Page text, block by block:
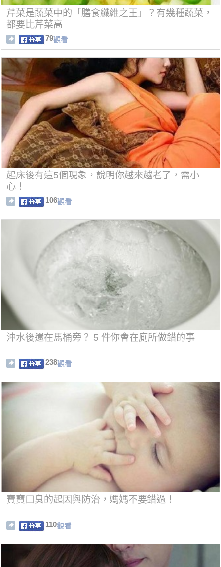
芹菜是蔬菜中的「膳食纖維之王」？有幾種蔬菜，
都要比芹菜高
79觀看
起床後有這5個現象，說明你越來越老了，需小
心！
106觀看
沖水後還在馬桶旁？ 5 件你會在廁所做錯的事
238觀看
寶寶口臭的起因與防治，媽媽不要錯過！
110觀看